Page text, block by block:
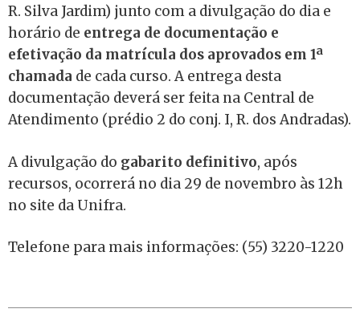
R. Silva Jardim) junto com a divulgação do dia e
horário de entrega de documentação e
efetivação da matrícula dos aprovados em 1ª
chamada de cada curso. A entrega desta
documentação deverá ser feita na Central de
Atendimento (prédio 2 do conj. I, R. dos Andradas).
A divulgação do gabarito definitivo, após
recursos, ocorrerá no dia 29 de novembro às 12h
no site da Unifra.
Telefone para mais informações: (55) 3220-1220